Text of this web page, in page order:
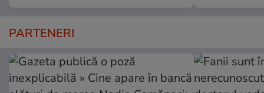
PARTENERI